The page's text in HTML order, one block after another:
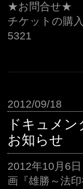
★お問合せ★
チケットの購
5321
2012/09/18
ドキュメ
お知らせ
2012年10月6
画『雄勝～法